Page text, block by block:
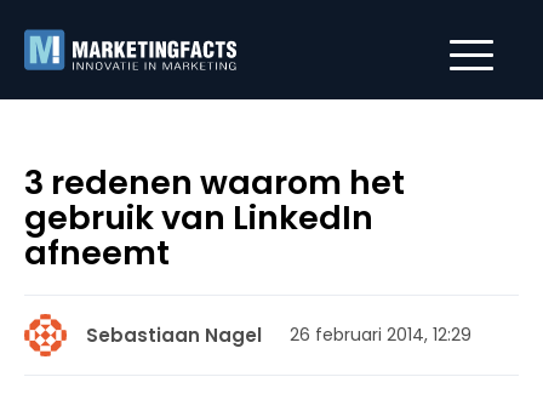
3 redenen waarom het
gebruik van LinkedIn
afneemt
Sebastiaan Nagel 26 februari 2014, 12:29